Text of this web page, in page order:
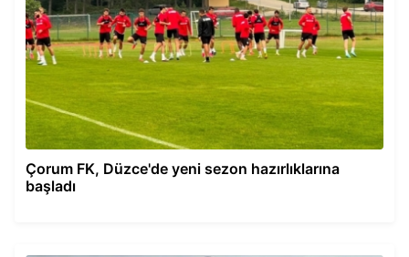
Çorum FK, Düzce'de yeni sezon hazırlıklarına
başladı